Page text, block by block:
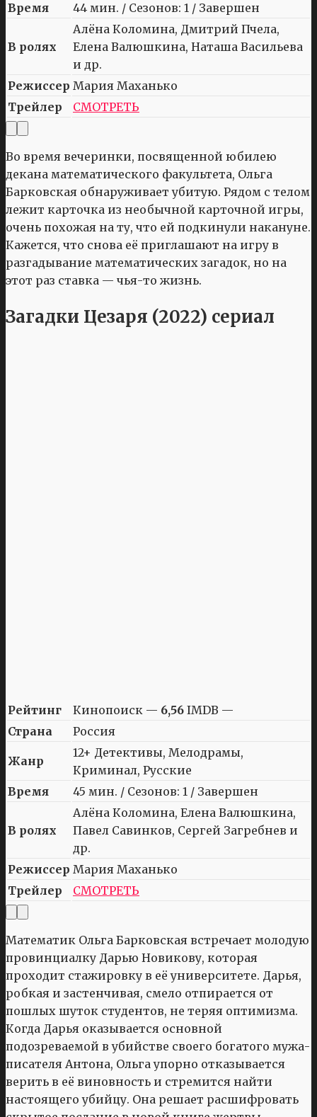
Время
44 мин. / Сезонов: 1 / Завершен
В ролях
Алёна Коломина, Дмитрий Пчела,
Елена Валюшкина, Наташа Васильева
и др.
Режиссер Мария Маханько
Трейлер
СМОТРЕТЬ
Во время вечеринки, посвященной юбилею
декана математического факультета, Ольга
Барковская обнаруживает убитую. Рядом с телом
лежит карточка из необычной карточной игры,
очень похожая на ту, что ей подкинули накануне.
Кажется, что снова её приглашают на игру в
разгадывание математических загадок, но на
этот раз ставка — чья-то жизнь.
Загадки Цезаря (2022) сериал
Рейтинг Кинопоиск — 6,56 IMDB —
Страна
Россия
Жанр
12+ Детективы, Мелодрамы,
Криминал, Русские
Время
45 мин. / Сезонов: 1 / Завершен
В ролях
Алёна Коломина, Елена Валюшкина,
Павел Савинков, Сергей Загребнев и
др.
Режиссер Мария Маханько
Трейлер
СМОТРЕТЬ
Математик Ольга Барковская встречает молодую
провинциалку Дарью Новикову, которая
проходит стажировку в её университете. Дарья,
робкая и застенчивая, смело отпирается от
пошлых шуток студентов, не теряя оптимизма.
Когда Дарья оказывается основной
подозреваемой в убийстве своего богатого мужа-
писателя Антона, Ольга упорно отказывается
верить в её виновность и стремится найти
настоящего убийцу. Она решает расшифровать